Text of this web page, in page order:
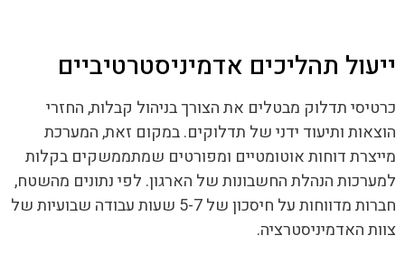
ייעול תהליכים אדמיניסטרטיביים
כרטיסי תדלוק מבטלים את הצורך בניהול קבלות, החזרי
הוצאות ותיעוד ידני של תדלוקים. במקום זאת, המערכת
מייצרת דוחות אוטומטיים ומפורטים שמתממשקים בקלות
למערכות הנהלת החשבונות של הארגון. לפי נתונים מהשטח,
חברות מדווחות על חיסכון של 5-7 שעות עבודה שבועיות של
צוות האדמיניסטרציה.